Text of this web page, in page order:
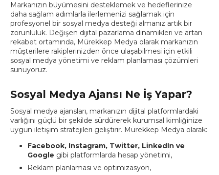
Markanızın büyümesini desteklemek ve hedeflerinize
daha sağlam adımlarla ilerlemenizi sağlamak için
profesyonel bir sosyal medya desteği almanız artık bir
zorunluluk. Değişen dijital pazarlama dinamikleri ve artan
rekabet ortamında, Mürekkep Medya olarak markanızın
müşterilere rakiplerinizden önce ulaşabilmesi için etkili
sosyal medya yönetimi ve reklam planlaması çözümleri
sunuyoruz.
Sosyal Medya Ajansı Ne İş Yapar?
Sosyal medya ajansları, markanızın dijital platformlardaki
varlığını güçlü bir şekilde sürdürerek kurumsal kimliğinize
uygun iletişim stratejileri geliştirir. Mürekkep Medya olarak:
Facebook, Instagram, Twitter, LinkedIn ve
Google gibi platformlarda hesap yönetimi,
Reklam planlaması ve optimizasyon,